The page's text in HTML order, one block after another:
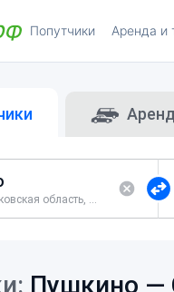
Попутчики Аренда и
Россия, Московская область, Пушкинский район
Пушкино —